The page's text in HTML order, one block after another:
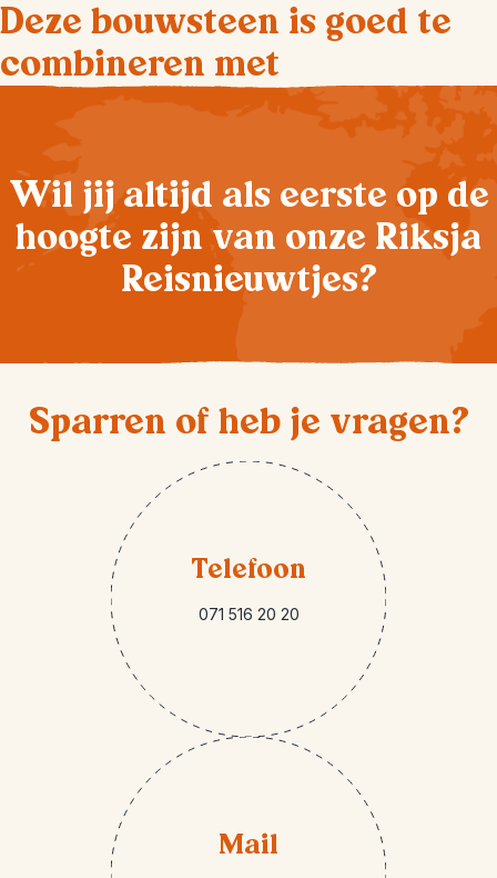
Deze bouwsteen is goed te
combineren met
Wil jij altijd als eerste op de
hoogte zijn van onze Riksja
Reisnieuwtjes?
Sparren of heb je vragen?
Telefoon
071 516 20 20
Mail